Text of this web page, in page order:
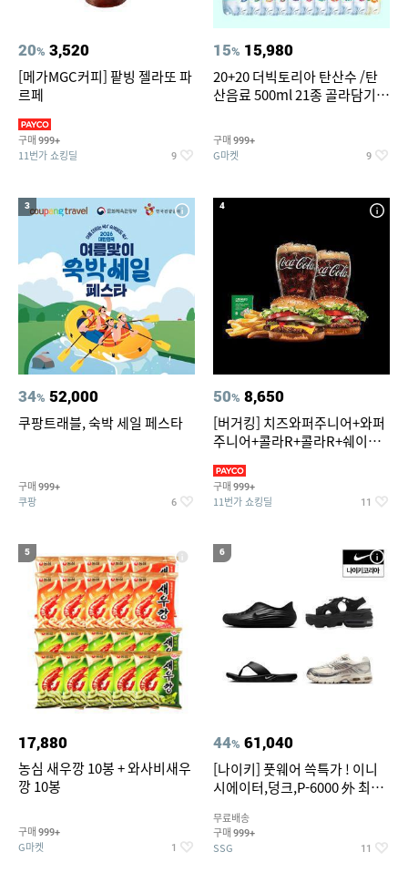
20% 3,520
[메가MGC커피] 팥빙 젤라또 파
르페
구매 999+
11번가 쇼킹딜 9
15% 15,980
20+20 더빅토리아 탄산수 /탄
산음료 500ml 21종 골라담기
구매 999+
G마켓 9
3
34% 52,000
쿠팡트래블, 숙박 세일 페스타
구매 999+
쿠팡 6
4
50% 8,650
[버거킹] 치즈와퍼주니어+와퍼
주니어+콜라R+콜라R+쉐이킹
구매 999+
11번가 쇼킹딜 11
5
17,880
농심 새우깡 10봉 + 와사비새우
깡 10봉
구매 999+
G마켓 1
6
44% 61,040
[나이키] 풋웨어 쓱특가 ! 이니
시에이터,덩크,P-6000 外 최대
무료배송
구매 999+
SSG 11